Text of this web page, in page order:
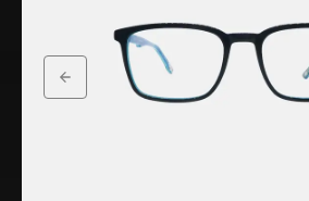
Previous slide